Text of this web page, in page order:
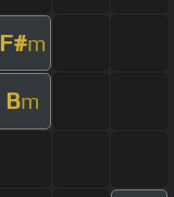
F#m
Bm